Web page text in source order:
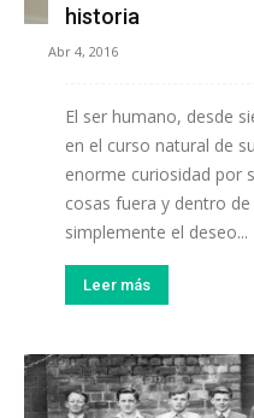
historia
Abr 4, 2016
El ser humano, desde
en el curso natural de
enorme curiosidad por
cosas fuera y dentro
simplemente el deseo...
Leer más